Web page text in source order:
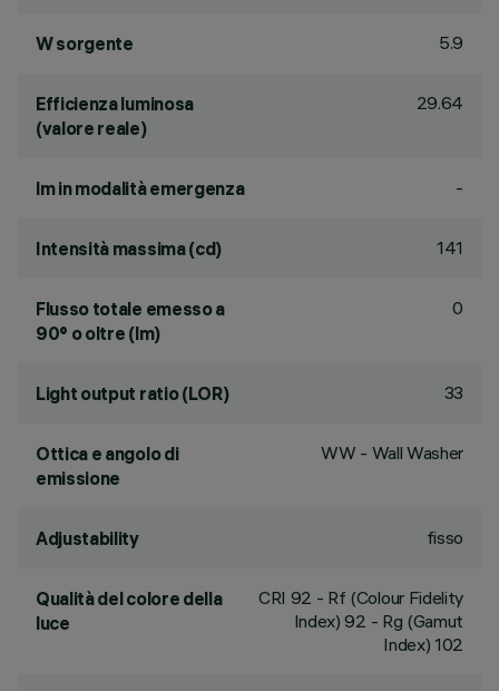
W sorgente 5.9
Efficienza luminosa
(valore reale)
29.64
lm in modalità emergenza -
Intensità massima (cd) 141
Flusso totale emesso a
90° o oltre (lm)
0
Light output ratio (LOR) 33
Ottica e angolo di
emissione
WW - Wall Washer
Adjustability fisso
Qualità del colore della
luce
CRI 92 - Rf (Colour Fidelity
Index) 92 - Rg (Gamut
Index) 102